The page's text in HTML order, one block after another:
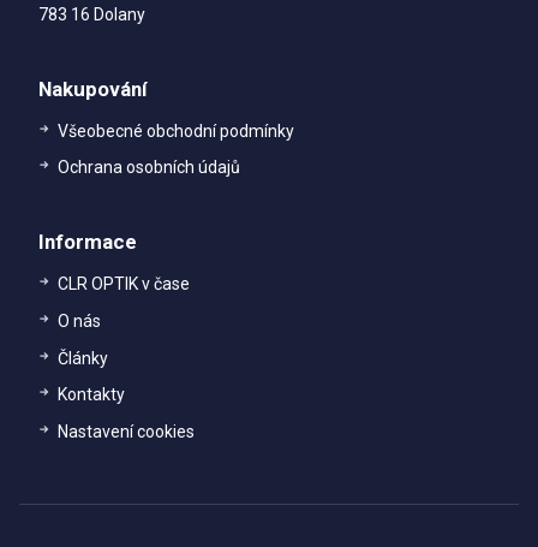
783 16 Dolany
Nakupování
Všeobecné obchodní podmínky
Ochrana osobních údajů
Informace
CLR OPTIK v čase
O nás
Články
Kontakty
Nastavení cookies